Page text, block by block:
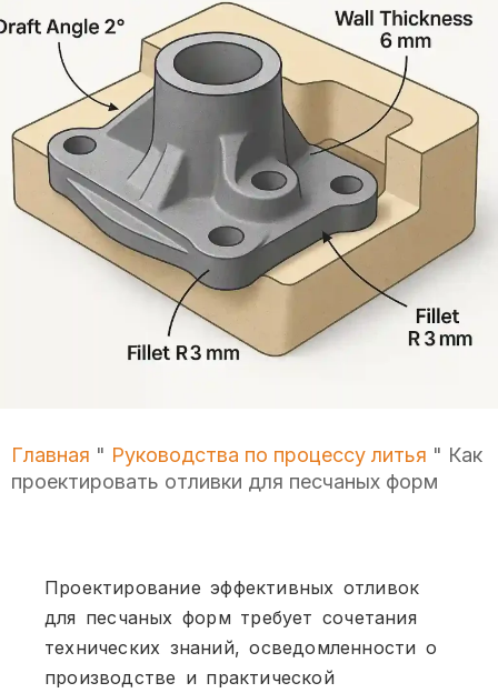
Главная " Руководства по процессу литья " Как
проектировать отливки для песчаных форм
Проектирование эффективных отливок
для песчаных форм требует сочетания
технических знаний, осведомленности о
производстве и практической